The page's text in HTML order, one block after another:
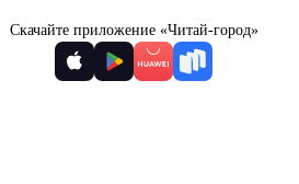
Скачайте приложение «Читай-город»